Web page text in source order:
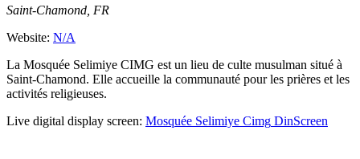
Saint-Chamond, FR
Website: N/A
La Mosquée Selimiye CIMG est un lieu de culte musulman situé à
Saint-Chamond. Elle accueille la communauté pour les prières et les
activités religieuses.
Live digital display screen: Mosquée Selimiye Cimg DinScreen